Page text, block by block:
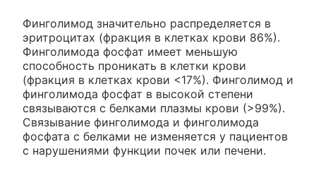
Финголимод значительно распределяется в
эритроцитах (фракция в клетках крови 86%).
Финголимода фосфат имеет меньшую
способность проникать в клетки крови
(фракция в клетках крови <17%). Финголимод и
финголимода фосфат в высокой степени
связываются с белками плазмы крови (>99%).
Связывание финголимода и финголимода
фосфата с белками не изменяется у пациентов
с нарушениями функции почек или печени.